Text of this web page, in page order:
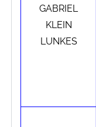
GABRIEL
KLEIN
LUNKES